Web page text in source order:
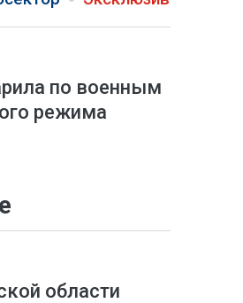
по военным
режима
области